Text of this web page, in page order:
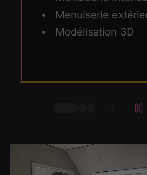
Menuiserie
Modélisation 3D